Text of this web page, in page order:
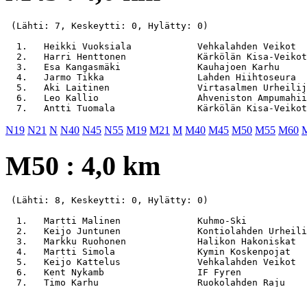
(Lähti: 7, Keskeytti: 0, Hylätty: 0)
1.   Heikki Vuoksiala            Vehkalahden Veikot
2.   Harri Henttonen             Kärkölän Kisa-
3.   Esa Kangasmäki              Kauhajoen Karhu
4.   Jarmo Tikka                 Lahden Hiihtoseura
5.   Aki Laitinen                Virtasalmen
6.   Leo Kallio                  Ahveniston
N19 N21 N N40 N45 N55 M19 M21 M M40 M45 M50 M55 M60
M50 : 4,0 km
(Lähti: 8, Keskeytti: 0, Hylätty: 0)
1.   Martti Malinen              Kuhmo-Ski
2.   Keijo Juntunen              Kontiolahden
3.   Markku Ruohonen             Halikon Hakoniskat
4.   Martti Simola               Kymin Koskenpojat
5.   Keijo Kattelus              Vehkalahden Veikot
6.   Kent Nykamb                 IF Fyren
7.   Timo Karhu                  Ruokolahden Raju